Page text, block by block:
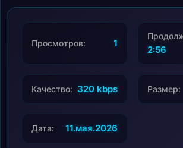
Просмотров: 1
2:56
Качество: 320 kbps Размер:
Дата: 11.мая.2026